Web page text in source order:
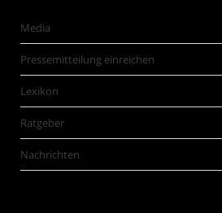
Media
Pressemitteilung einreichen
Lexikon
Ratgeber
Nachrichten